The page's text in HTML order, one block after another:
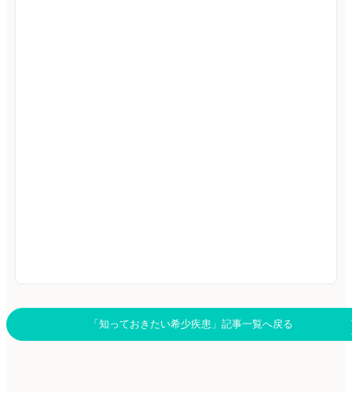
「知っておきたい希少疾患」記事一覧へ戻る